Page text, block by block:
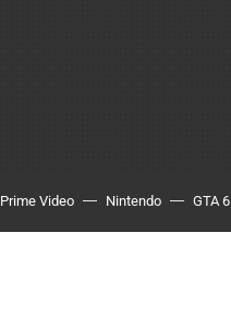
Prime Video Nintendo GTA 6